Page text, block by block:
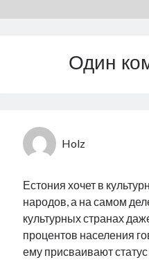
Один
Holz
Естония хочет в
народов, а на самом
культурных странах
процентов населения
ему присваивают